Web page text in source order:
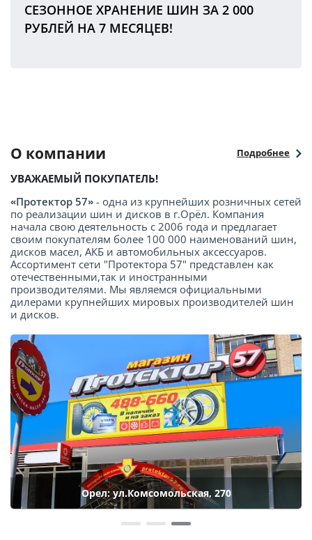
СЕЗОННОЕ ХРАНЕНИЕ ШИН ЗА 2 000
РУБЛЕЙ НА 7 МЕСЯЦЕВ!
О компании Подробнее
Орел: ул.Комсомольская, 270
УВАЖАЕМЫЙ ПОКУПАТЕЛЬ!
«Протектор 57» - одна из крупнейших розничных сетей
по реализации шин и дисков в г.Орёл. Компания
начала свою деятельность с 2006 года и предлагает
своим покупателям более 100 000 наименований шин,
дисков масел, АКБ и автомобильных аксессуаров.
Ассортимент сети "Протектора 57" представлен как
отечественными,так и иностранными
производителями. Мы являемся официальными
дилерами крупнейших мировых производителей шин
и дисков.